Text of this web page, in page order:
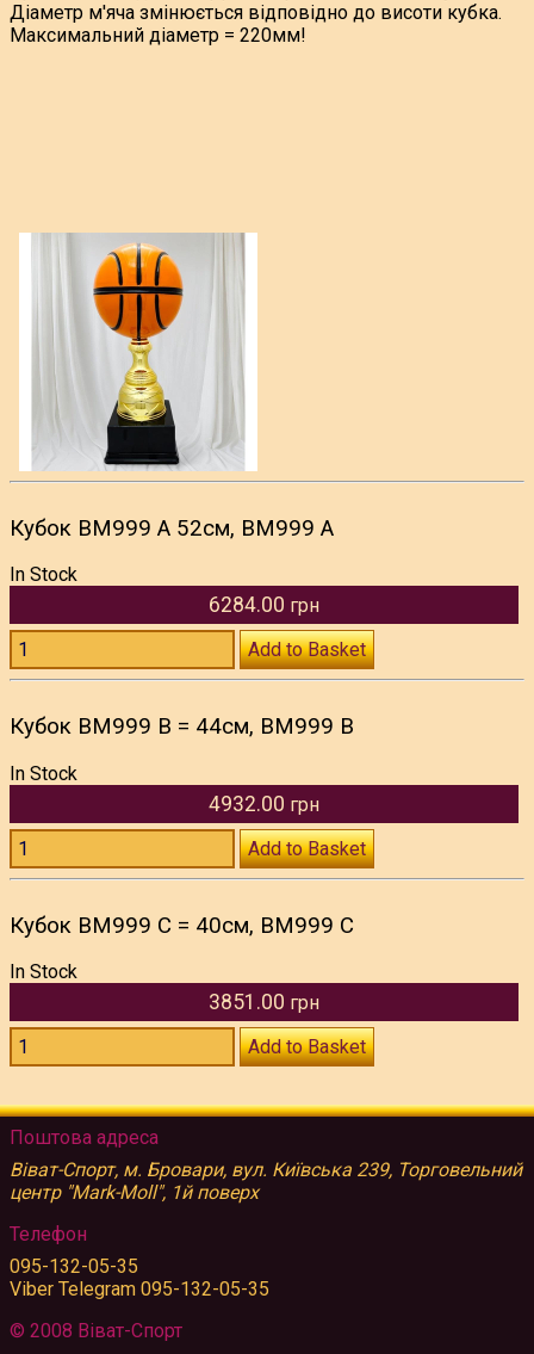
Діаметр м'яча змінюється відповідно до висоти кубка.
Максимальний діаметр = 220мм!
Кубок BM999 A 52см, BM999 A
In Stock
6284.00 грн
Add to Basket
Кубок BM999 B = 44см, BM999 B
In Stock
4932.00 грн
Add to Basket
Кубок BM999 C = 40см, BM999 C
In Stock
3851.00 грн
Add to Basket
Поштова адреса
Віват-Спорт, м. Бровари, вул. Київська 239, Торговельний
центр "Mark-Moll", 1й поверх
Телефон
095-132-05-35
Viber Telegram 095-132-05-35
© 2008 Віват-Спорт